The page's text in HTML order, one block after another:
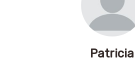
Patricia